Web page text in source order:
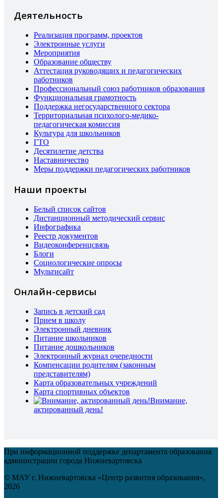
Деятельность
Реализация программ, проектов
Электронные услуги
Мероприятия
Образование обществу
Аттестация руководящих и педагогических
работников
Профессиональный союз работников образования
Функциональная грамотность
Поддержка негосударственного сектора
Территориальная психолого-медико-
педагогическая комиссия
Культура для школьников
ГТО
Десятилетие детства
Наставничество
Меры поддержки педагогических работников
Наши проекты
Белый список сайтов
Дистанционный методический сервис
Инфографика
Реестр документов
Видеоконференцсвязь
Блоги
Социологические опросы
Мультисайт
Онлайн-сервисы
Запись в детский сад
Прием в школу
Электронный дневник
Питание школьников
Питание дошкольников
Электронный журнал очередности
Компенсации родителям (законным
представителям)
Карта образовательных учреждений
Карта спортивных объектов
Внимание,
актированный день!
При информационной поддержке департамента образования
администрации города Нижневартовска
© МАУ г. Нижневартовска «Центр развития образования»,
2026